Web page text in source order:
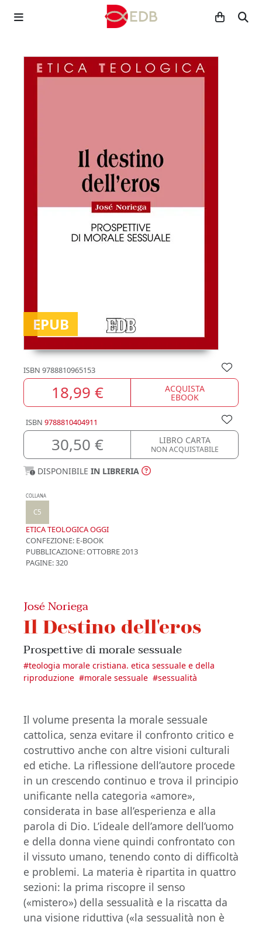
EPUB
ISBN 9788810965153
18,99 € ACQUISTA
EBOOK
ISBN 9788810404911
30,50 € LIBRO CARTA
NON ACQUISTABILE
DISPONIBILE IN LIBRERIA
COLLANA
C5
ETICA TEOLOGICA OGGI
CONFEZIONE: E-BOOK
PUBBLICAZIONE:OTTOBRE 2013
PAGINE: 320
José Noriega
Il Destino dell'eros
Prospettive di morale sessuale
#teologia morale cristiana. etica sessuale e della
riproduzione #morale sessuale #sessualità
Il volume presenta la morale sessuale
cattolica, senza evitare il confronto critico e
costruttivo anche con altre visioni culturali
ed etiche. La riflessione dell’autore procede
in un crescendo continuo e trova il principio
unificante nella categoria «amore»,
considerata in base all’esperienza e alla
parola di Dio. L’ideale dell’amore dell’uomo
e della donna viene quindi confrontato con
il vissuto umano, tenendo conto di difficoltà
e problemi. La materia è ripartita in quattro
sezioni: la prima riscopre il senso
(«mistero») della sessualità e la riscatta da
una visione riduttiva («la sessualità non è